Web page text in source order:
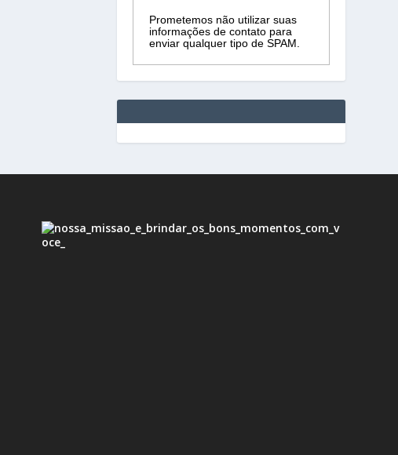
Prometemos não utilizar suas
informações de contato para
enviar qualquer tipo de SPAM.